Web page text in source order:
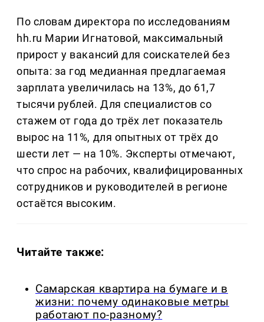
По словам директора по исследованиям
hh.ru Марии Игнатовой, максимальный
прирост у вакансий для соискателей без
опыта: за год медианная предлагаемая
зарплата увеличилась на 13%, до 61,7
тысячи рублей. Для специалистов со
стажем от года до трёх лет показатель
вырос на 11%, для опытных от трёх до
шести лет — на 10%. Эксперты отмечают,
что спрос на рабочих, квалифицированных
сотрудников и руководителей в регионе
остаётся высоким.
Читайте также:
Самарская квартира на бумаге и в
жизни: почему одинаковые метры
работают по-разному?